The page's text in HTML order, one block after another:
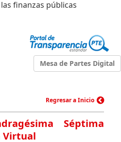
finanzas públicas
Mesa de Partes Digital
Regresar a Inicio
Séptima
Virtual